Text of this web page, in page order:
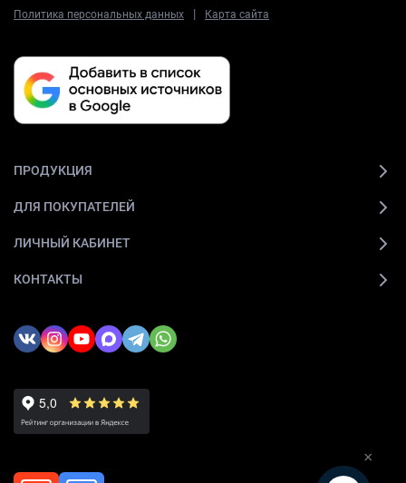
Политика персональных данных | Карта сайта
ПРОДУКЦИЯ
ДЛЯ ПОКУПАТЕЛЕЙ
ЛИЧНЫЙ КАБИНЕТ
КОНТАКТЫ
×